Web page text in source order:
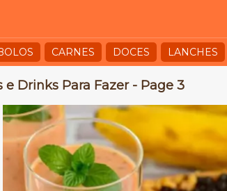
CARNES DOCES LANCHES
e Drinks Para Fazer - Page 3